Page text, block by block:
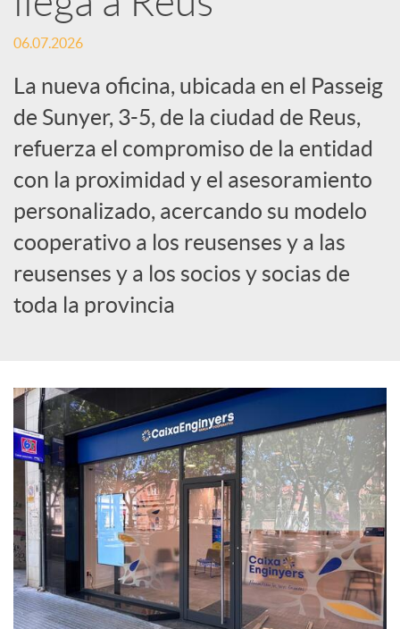
e
s
S
o
c
i
a
l
e
s
06.07.2026
La nueva oficina, ubicada en el Passeig
de Sunyer, 3-5, de la ciudad de Reus,
refuerza el compromiso de la entidad
con la proximidad y el asesoramiento
personalizado, acercando su modelo
cooperativo a los reusenses y a las
reusenses y a los socios y socias de
toda la provincia